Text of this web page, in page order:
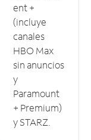
ent +
(incluye
canales
HBO Max
sin anuncios
y
Paramount
+ Premium)
y STARZ.